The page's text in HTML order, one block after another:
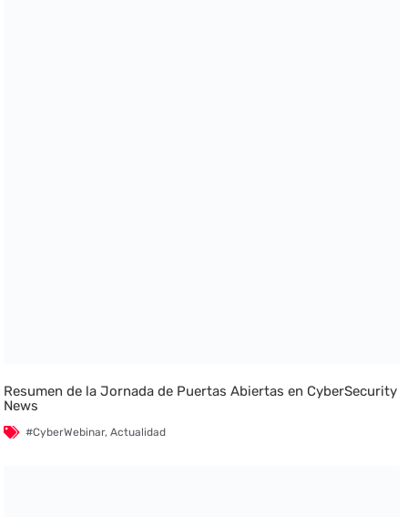
Resumen de la Jornada de Puertas Abiertas en CyberSecurity
News
#CyberWebinar,Actualidad